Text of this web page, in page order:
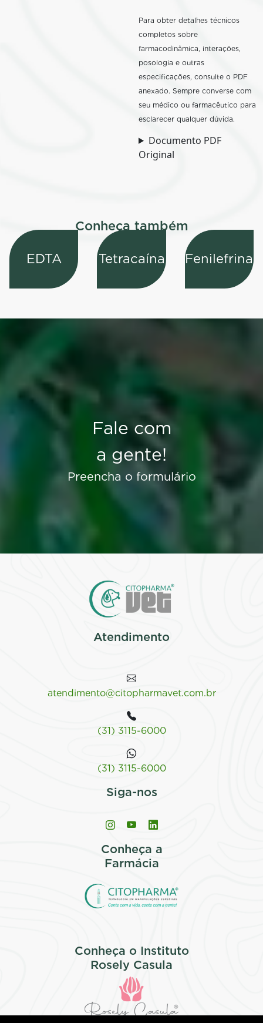
Para obter detalhes técnicos
completos sobre
farmacodinâmica, interações,
posologia e outras
especificações, consulte o PDF
anexado. Sempre converse com
seu médico ou farmacêutico para
esclarecer qualquer dúvida.
Documento PDF
Original
Conheça também
EDTA Tetracaína Fenilefrina
Fale com
a gente!
Preencha o formulário
Atendimento
atendimento@citopharmavet.com.br
(31) 3115-6000
(31) 3115-6000
Siga-nos
Conheça a
Farmácia
Conheça o Instituto
Rosely Casula